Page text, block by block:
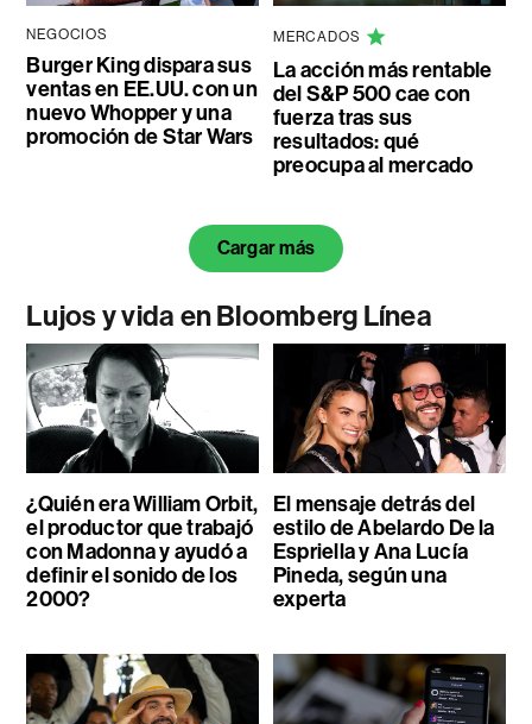
NEGOCIOS
Burger King dispara sus
ventas en EE.UU. con un
nuevo Whopper y una
promoción de Star Wars
MERCADOS
La acción más rentable
del S&P 500 cae con
fuerza tras sus
resultados: qué
preocupa al mercado
Cargar más
Lujos y vida en Bloomberg Línea
¿Quién era William Orbit,
el productor que trabajó
con Madonna y ayudó a
definir el sonido de los
2000?
El mensaje detrás del
estilo de Abelardo De la
Espriella y Ana Lucía
Pineda, según una
experta